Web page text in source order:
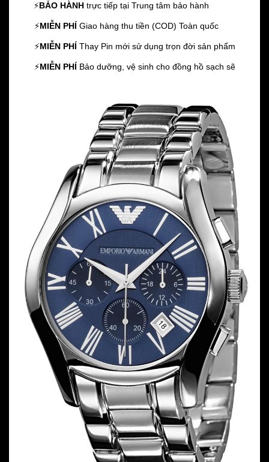
⚡️BẢO HÀNH trực tiếp tại Trung tâm bảo hành
⚡️MIỄN PHÍ Giao hàng thu tiền (COD) Toàn quốc
⚡️MIỄN PHÍ Thay Pin mới sử dụng trọn đời sản phẩm
⚡️MIỄN PHÍ Bảo dưỡng, vệ sinh cho đồng hồ sạch sẽ